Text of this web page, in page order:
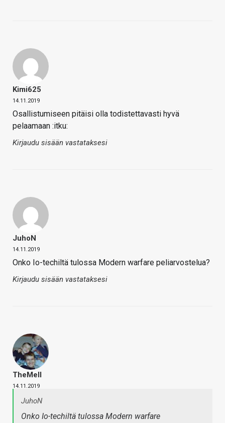
Kimi625
14.11.2019
Osallistumiseen pitäisi olla todistettavasti hyvä
pelaamaan :itku:
Kirjaudu sisään vastataksesi
JuhoN
14.11.2019
Onko Io-techiltä tulossa Modern warfare peliarvostelua?
Kirjaudu sisään vastataksesi
TheMeII
14.11.2019
JuhoN
Onko Io-techiltä tulossa Modern warfare